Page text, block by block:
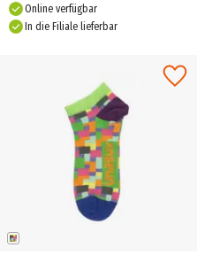
Online verfügbar
In die Filiale lieferbar